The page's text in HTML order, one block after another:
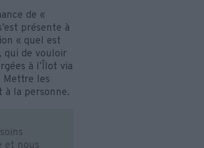
de «
présente à
« quel est
qui de vouloir
à l’Îlot via
Mettre les
la personne.